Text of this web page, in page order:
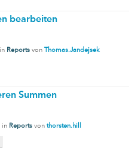
bearbeiten
in Reports von Thomas.Jandejsek
Summen
in Reports von thorsten.hill